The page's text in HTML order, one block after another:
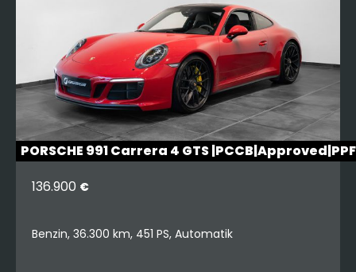
PORSCHE 991 Carrera 4 GTS
136.900 €
Benzin, 36.300 km, 451 PS, Automatik